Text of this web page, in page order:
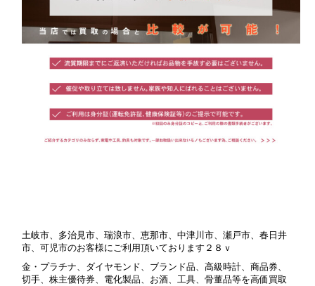
土岐市、多治見市、瑞浪市、恵那市、中津川市、瀬戸市、春日井
市、可児市のお客様にご利用頂いております２８ｖ
金・プラチナ、ダイヤモンド、ブランド品、高級時計、商品券、
切手、株主優待券、電化製品、お酒、工具、骨董品等を高価買取